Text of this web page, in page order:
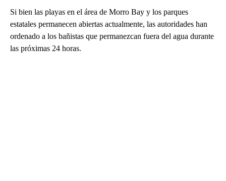
Si bien las playas en el área de Morro Bay y los parques
estatales permanecen abiertas actualmente, las autoridades han
ordenado a los bañistas que permanezcan fuera del agua durante
las próximas 24 horas.